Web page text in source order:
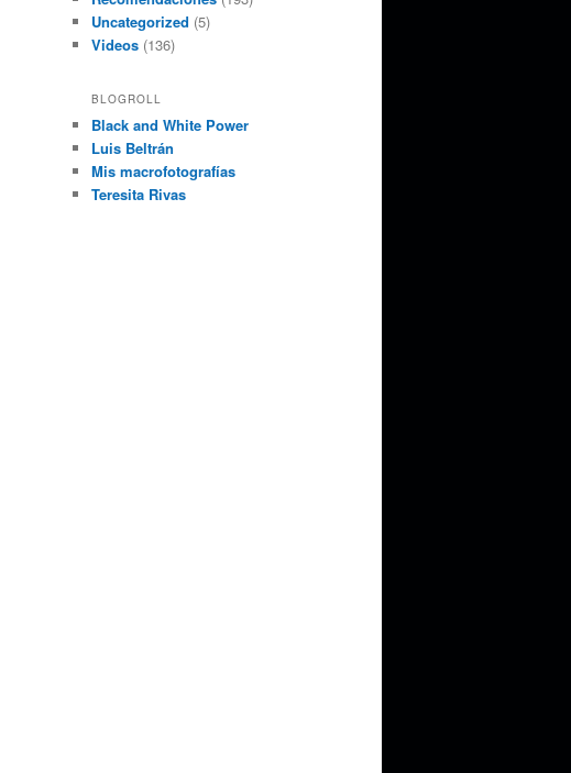
Uncategorized (5)
Videos (136)
BLOGROLL
Black and White Power
Luis Beltrán
Mis macrofotografías
Teresita Rivas